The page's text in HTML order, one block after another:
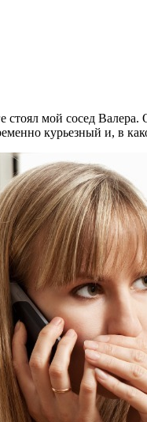
стоял мой сосед
курьезный и, в